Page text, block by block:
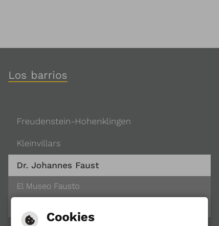
Los barrios
Freudenstein-Hohenklingen
Kleinvillars
Dr. Johannes Faust
El Museo Fausto
Cookies